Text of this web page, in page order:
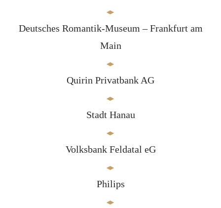
Deutsches Romantik-Museum – Frankfurt am
Main
Quirin Privatbank AG
Stadt Hanau
Volksbank Feldatal eG
Philips